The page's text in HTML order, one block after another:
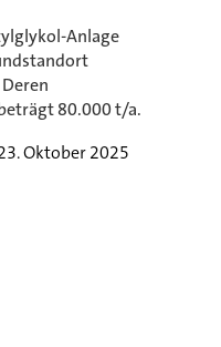
Anlage
80.000 t/a.
Oktober 2025